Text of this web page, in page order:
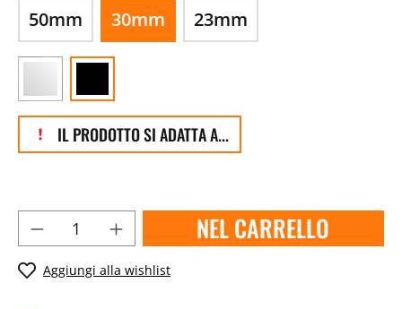
50mm 30mm 23mm
IL PRODOTTO SI ADATTA A...
NEL CARRELLO
Aggiungi alla wishlist